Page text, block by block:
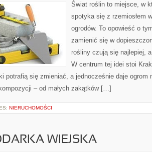
Świat roślin to miejsce, w
spotyka się z rzemiosłem
ogrodów. To opowieść o
zamienić się w
rośliny czują się najlepiej,
W centrum tej idei stoi
potrafią się zmieniać, a jednocześnie daje ogrom
– od małych zakątków […]
NIERUCHOMOŚCI
WIEJSKA